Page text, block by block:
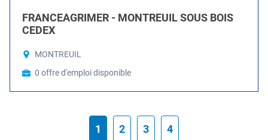
FRANCEAGRIMER - MONTREUIL SOUS BOIS
CEDEX
MONTREUIL
0 offre d'emploi disponible
1 2 3 4